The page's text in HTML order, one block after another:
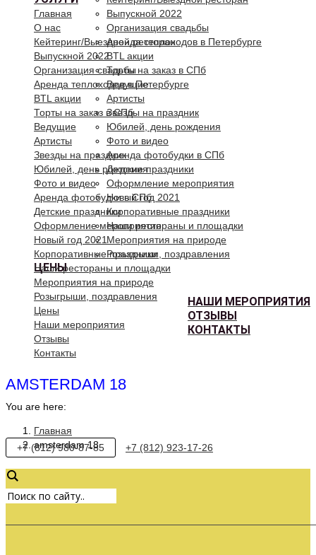
Выпускной 2022
Организация свадьбы
Аренда теплоходов в Петербурге
BTL акции
Торты на заказ в СПб
Ведущие
Артисты
Звезды на праздник
Юбилей, день рождения
Фото и видео
Аренда фотобудки в СПб
Детские праздники
Оформление мероприятия
Новый год 2021
Корпоративные праздники
Наши рестораны и площадки
Мероприятия на природе
Розыгрыши, поздравления
ЦЕНЫ
НАШИ МЕРОПРИЯТИЯ
ОТЗЫВЫ
КОНТАКТЫ
Главная
О нас
Кейтеринг/Выездной ресторан
Выпускной 2022
Организация свадьбы
Аренда теплоходов в Петербурге
BTL акции
Торты на заказ в СПб
Ведущие
Артисты
Звезды на праздник
Юбилей, день рождения
Фото и видео
Аренда фотобудки в СПб
Детские праздники
Оформление мероприятия
Новый год 2021
Корпоративные праздники
Наши рестораны и площадки
Мероприятия на природе
Розыгрыши, поздравления
Цены
Наши мероприятия
Отзывы
Контакты
AMSTERDAM 18
You are here:
Главная
amsterdam 18
+7 (812) 980-87-85 +7 (812) 923-17-26